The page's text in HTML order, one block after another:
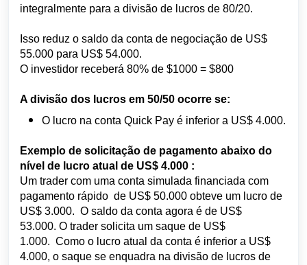
integralmente para a divisão de lucros de 80/20.
Isso reduz o saldo da conta de negociação de US$
55.000 para US$ 54.000.
O investidor receberá 80% de $1000 = $800
A divisão dos lucros em 50/50 ocorre se:
O lucro na conta Quick Pay é inferior a US$ 4.000.
Exemplo de solicitação de pagamento abaixo do
nível de lucro atual de US$ 4.000 :
Um trader com uma conta simulada financiada com
pagamento rápido de US$ 50.000 obteve um lucro de
US$ 3.000. O saldo da conta agora é de US$
53.000. O trader solicita um saque de US$
1.000. Como o lucro atual da conta é inferior a US$
4.000, o saque se enquadra na divisão de lucros de